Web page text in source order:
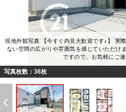
現地外観写真 【今すぐ内見大歓迎です♪】 実
ない空間の広がりや雰囲気を感じていただけ
ですので、お気軽にご連
写真枚数：36枚